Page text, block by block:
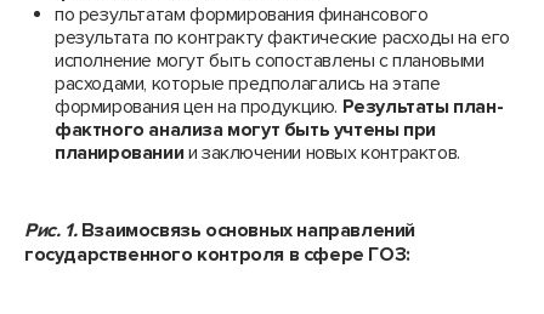
по результатам формирования финансового
результата по контракту фактические расходы на его
исполнение могут быть сопоставлены с плановыми
расходами, которые предполагались на этапе
формирования цен на продукцию. Результаты план-
фактного анализа могут быть учтены при
планировании и заключении новых контрактов.
Рис. 1. Взаимосвязь основных направлений
государственного контроля в сфере ГОЗ: